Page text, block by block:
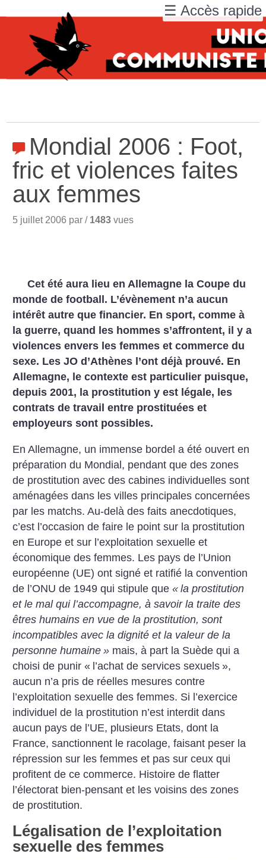
Mondial 2006 : Foot,
fric et violences faites
aux femmes
5 juillet 2006 par / 1483 vues
Cet été aura lieu en Allemagne la Coupe du
monde de football. L’évènement n’a aucun
intérêt autre que financier. En sport, comme à
la guerre, quand les hommes s’affrontent, il y a
violences envers les femmes et commerce du
sexe. Les JO d’Athènes l’ont déjà prouvé. En
Allemagne, le contexte est particulier puisque,
depuis 2001, la prostitution y est légale, les
contrats de travail entre prostituées et
employeurs sont possibles.
En Allemagne, un immense bordel a été ouvert en
préparation du Mondial, pendant que des zones
de prostitution avec des cabines individuelles sont
aménagées dans les villes principales concernées
par les matchs. Au-delà des faits anecdotiques,
c’est l’occasion de faire le point sur la prostitution
en Europe et sur l’exploitation sexuelle et
économique des femmes. Les pays de l’Union
européenne (UE) ont signé et ratifié la convention
de l’ONU de 1949 qui stipule que« la prostitution
et le mal qui l’accompagne, à savoir la traite des
êtres humains en vue de la prostitution, sont
incompatibles avec la dignité et la valeur de la
personne humaine » mais, à part la Suède qui a
choisi de punir « l’achat de services sexuels »,
aucun n’a pris de réelles mesures contre
l’exploitation sexuelle des femmes. Si l’exercice
individuel de la prostitution n’est interdit dans
aucun pays de l’UE, plusieurs Etats, dont la
France, sanctionnent le racolage, faisant peser la
répression sur les femmes et pas sur ceux qui
profitent de ce commerce. Histoire de flatter
l’électorat bien-pensant et les voisins des zones
de prostitution.
Légalisation de l’exploitation
sexuelle des femmes
☰ Accès rapide